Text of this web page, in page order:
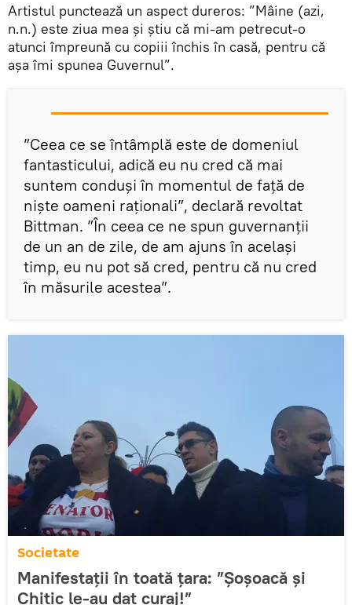
Artistul punctează un aspect dureros: ”Mâine (azi,
n.n.) este ziua mea și știu că mi-am petrecut-o
atunci împreună cu copiii închis în casă, pentru că
așa îmi spunea Guvernul”.
”Ceea ce se întâmplă este de domeniul
fantasticului, adică eu nu cred că mai
suntem conduși în momentul de față de
niște oameni raționali”, declară revoltat
Bittman. ”În ceea ce ne spun guvernanţii
de un an de zile, de am ajuns în acelaşi
timp, eu nu pot să cred, pentru că nu cred
în măsurile acestea”.
Societate
Manifestații în toată țara: ”Șoșoacă și
Chitic le-au dat curaj!”